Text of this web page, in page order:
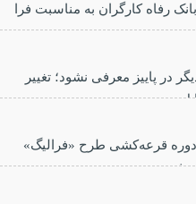
رفاه کارگران به مناسبت فرا
در پاییز معرفی نشود؛ تغییر
دوره قرعه‌کشی طرح «فرالیگ»
شد